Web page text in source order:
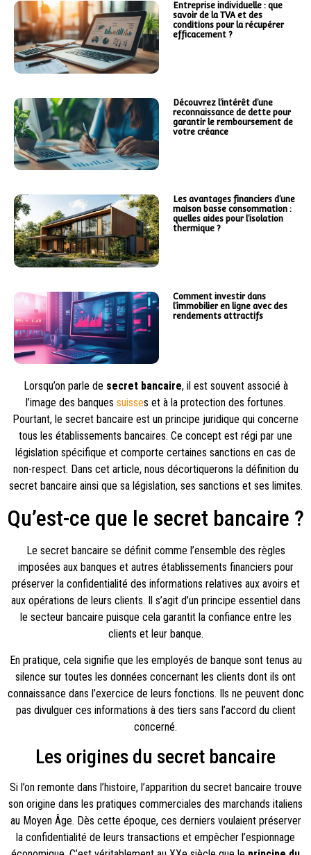
Entreprise individuelle : que
savoir de la TVA et des
conditions pour la récupérer
efficacement ?
Découvrez l’intérêt d’une
reconnaissance de dette pour
garantir le remboursement de
votre créance
Les avantages financiers d’une
maison basse consommation :
quelles aides pour l’isolation
thermique ?
Comment investir dans
l’immobilier en ligne avec des
rendements attractifs
Lorsqu’on parle de secret bancaire, il est souvent associé à
l’image des banques suisses et à la protection des fortunes.
Pourtant, le secret bancaire est un principe juridique qui concerne
tous les établissements bancaires. Ce concept est régi par une
législation spécifique et comporte certaines sanctions en cas de
non-respect. Dans cet article, nous décortiquerons la définition du
secret bancaire ainsi que sa législation, ses sanctions et ses limites.
Qu’est-ce que le secret bancaire ?
Le secret bancaire se définit comme l’ensemble des règles
imposées aux banques et autres établissements financiers pour
préserver la confidentialité des informations relatives aux avoirs et
aux opérations de leurs clients. Il s’agit d’un principe essentiel dans
le secteur bancaire puisque cela garantit la confiance entre les
clients et leur banque.
En pratique, cela signifie que les employés de banque sont tenus au
silence sur toutes les données concernant les clients dont ils ont
connaissance dans l’exercice de leurs fonctions. Ils ne peuvent donc
pas divulguer ces informations à des tiers sans l’accord du client
concerné.
Les origines du secret bancaire
Si l’on remonte dans l’histoire, l’apparition du secret bancaire trouve
son origine dans les pratiques commerciales des marchands italiens
au Moyen Âge. Dès cette époque, ces derniers voulaient préserver
la confidentialité de leurs transactions et empêcher l’espionnage